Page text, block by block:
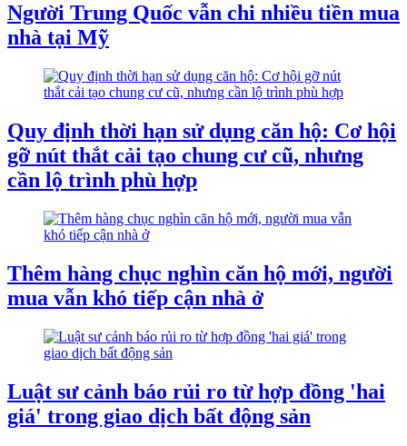
Người Trung Quốc vẫn chi nhiều tiền mua
nhà tại Mỹ
Quy định thời hạn sử dụng căn hộ: Cơ hội
gỡ nút thắt cải tạo chung cư cũ, nhưng
cần lộ trình phù hợp
Thêm hàng chục nghìn căn hộ mới, người
mua vẫn khó tiếp cận nhà ở
Luật sư cảnh báo rủi ro từ hợp đồng 'hai
giá' trong giao dịch bất động sản